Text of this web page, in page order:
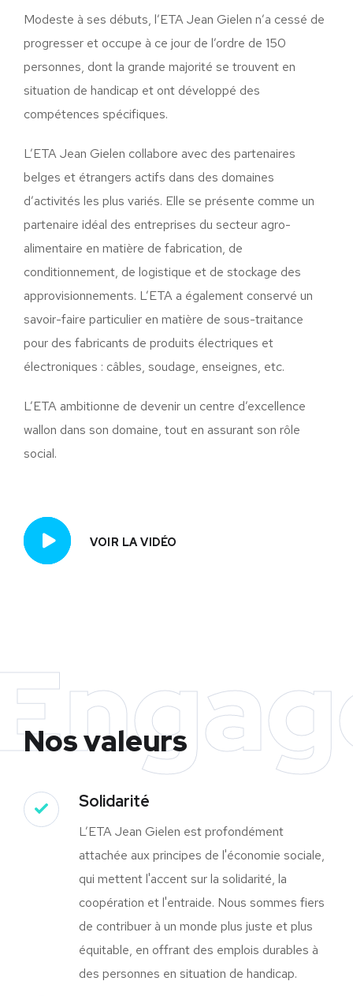
Modeste à ses débuts, l’ETA Jean Gielen n’a cessé de
progresser et occupe à ce jour de l’ordre de 150
personnes, dont la grande majorité se trouvent en
situation de handicap et ont développé des
compétences spécifiques.
L’ETA Jean Gielen collabore avec des partenaires
belges et étrangers actifs dans des domaines
d’activités les plus variés. Elle se présente comme un
partenaire idéal des entreprises du secteur agro-
alimentaire en matière de fabrication, de
conditionnement, de logistique et de stockage des
approvisionnements. L’ETA a également conservé un
savoir-faire particulier en matière de sous-traitance
pour des fabricants de produits électriques et
électroniques : câbles, soudage, enseignes, etc.
L’ETA ambitionne de devenir un centre d’excellence
wallon dans son domaine, tout en assurant son rôle
social.
VOIR LA VIDÉO
Nos valeurs
Solidarité
L’ETA Jean Gielen est profondément
attachée aux principes de l'économie sociale,
qui mettent l'accent sur la solidarité, la
coopération et l'entraide. Nous sommes fiers
de contribuer à un monde plus juste et plus
équitable, en offrant des emplois durables à
des personnes en situation de handicap.